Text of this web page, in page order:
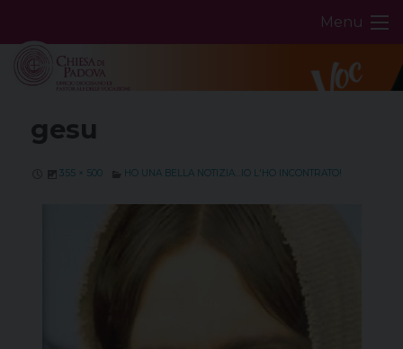
content
Menu
gesu
355 × 500 HO UNA BELLA NOTIZIA…IO L'HO INCONTRATO!